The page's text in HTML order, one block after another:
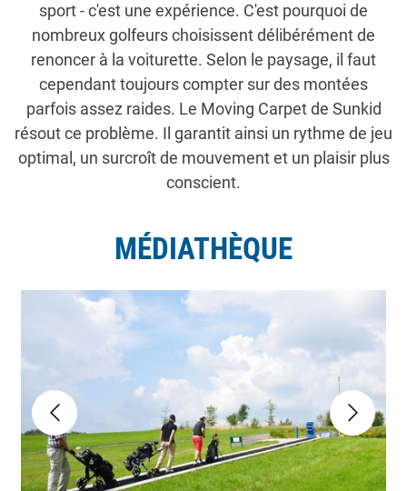
sport - c'est une expérience. C'est pourquoi de
nombreux golfeurs choisissent délibérément de
renoncer à la voiturette. Selon le paysage, il faut
cependant toujours compter sur des montées
parfois assez raides. Le Moving Carpet de Sunkid
résout ce problème. Il garantit ainsi un rythme de jeu
optimal, un surcroît de mouvement et un plaisir plus
conscient.
MÉDIATHÈQUE